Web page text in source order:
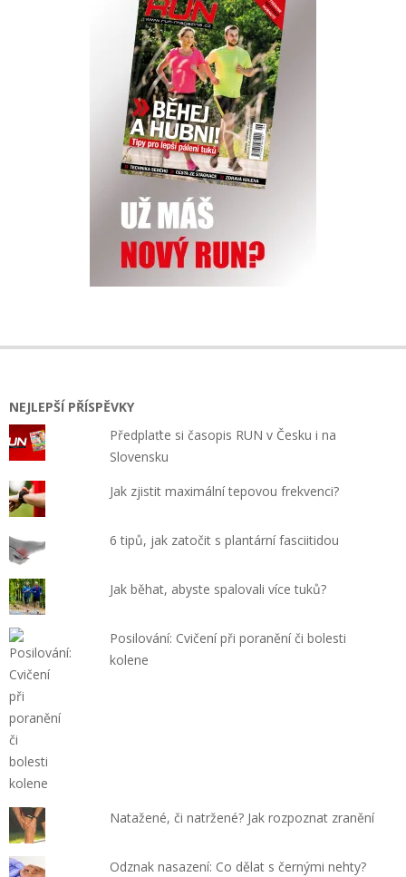
NEJLEPŠÍ PŘÍSPĚVKY
Předplaťte si časopis RUN v Česku i na
Slovensku
Jak zjistit maximální tepovou frekvenci?
6 tipů, jak zatočit s plantární fasciitidou
Jak běhat, abyste spalovali více tuků?
Posilování: Cvičení při poranění či bolesti
kolene
Natažené, či natržené? Jak rozpoznat zranění
Odznak nasazení: Co dělat s černými nehty?